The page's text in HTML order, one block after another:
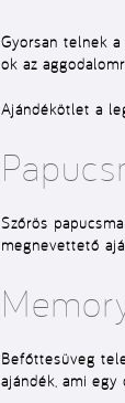
Gyorsan telnek
ok az
Ajándékötlet a
Szőrös
megnevettető
Befőttesüveg
ajándék, ami egy